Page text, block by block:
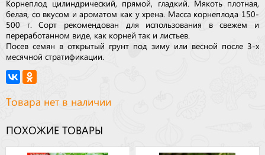
Корнеплод цилиндрический, прямой, гладкий. Мякоть плотная,
белая, со вкусом и ароматом как у хрена. Масса корнеплода 150-
500 г. Сорт рекомендован для использования в свежем и
переработанном виде, как корней так и листьев.
Посев семян в открытый грунт под зиму или весной после 3-х
месячной стратификации.
Товара нет в наличии
ПОХОЖИЕ ТОВАРЫ